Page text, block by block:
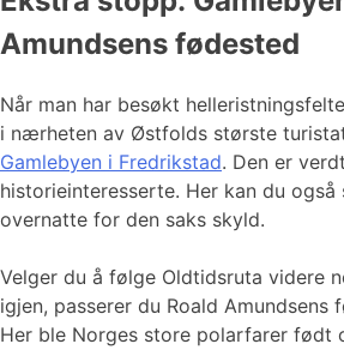
Amundsens fødested
Når man har besøkt
i nærheten av Østfolds største
Gamlebyen i Fredrikstad. Den er
historieinteresserte. Her kan du også
overnatte for den saks skyld.
Velger du å følge Oldtidsruta videre
igjen, passerer du Roald Amundsens
Her ble Norges store polarfarer født